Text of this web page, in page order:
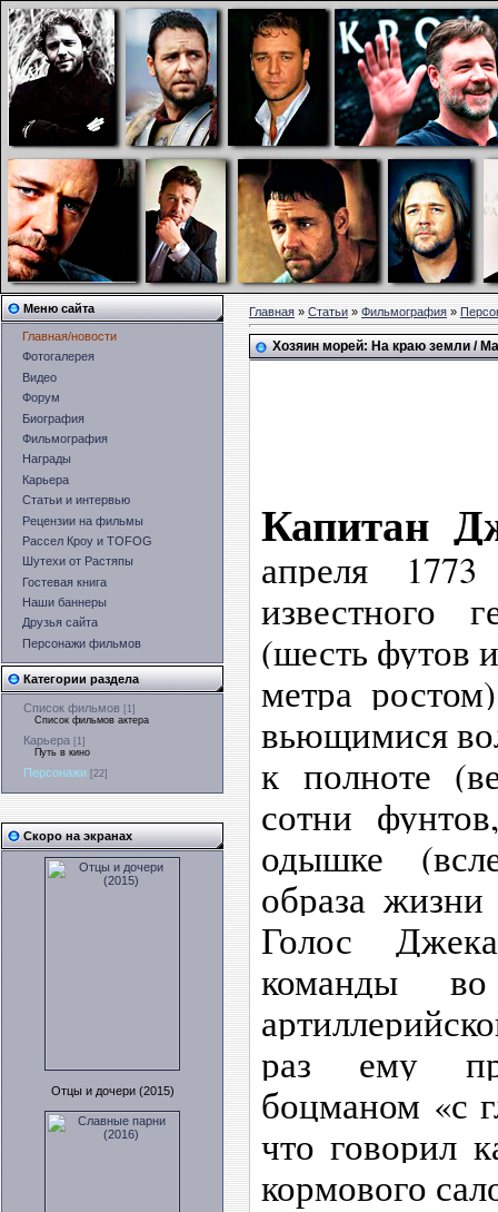
Меню сайта
Главная/новости
Фотогалерея
Видео
Форум
Биография
Фильмография
Награды
Карьера
Статьи и интервью
Рецензии на фильмы
Рассел Кроу и TOFOG
Шутехи от Растяпы
Гостевая книга
Наши баннеры
Друзья сайта
Персонажи фильмов
Категории раздела
Список фильмов [1]
Список фильмов актера
Карьера [1]
Путь в кино
Персонажи [22]
Скоро на экранах
Отцы и дочери (2015)
Главная»Статьи»Фильмография»
Хозяин морей: На краю земли /
Капитан
апреля
известного
(шесть футов
метра
вьющимися
к полноте
сотни
одышке
образа жизни
Голос
команды
раз ему
боцманом «с
что говорил
кормового